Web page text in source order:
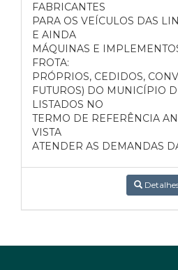
FABRICANTES
PARA OS VEÍCULOS DAS
E AINDA
MÁQUINAS E
FROTA:
PRÓPRIOS, CEDIDOS,
FUTUROS) DO MUNICÍPIO
LISTADOS NO
TERMO DE REFERÊNCIA
VISTA
ATENDER AS DEMANDAS